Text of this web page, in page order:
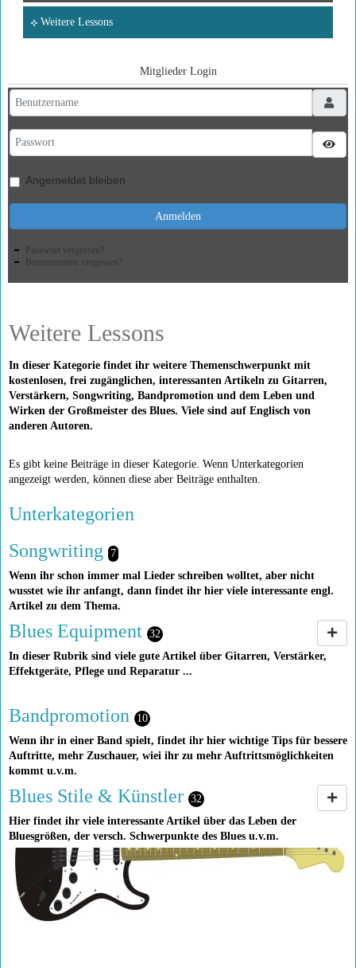
Weitere Lessons
Mitglieder Login
Benutzername
Passwort
Angemeldet bleiben
Anmelden
Passwort vergessen?
Benutzername vergessen?
Weitere Lessons
In dieser Kategorie findet ihr weitere Themenschwerpunkt mit
kostenlosen, frei zugänglichen, interessanten Artikeln zu Gitarren,
Verstärkern, Songwriting, Bandpromotion und dem Leben und
Wirken der Großmeister des Blues. Viele sind auf Englisch von
anderen Autoren.
Es gibt keine Beiträge in dieser Kategorie. Wenn Unterkategorien
angezeigt werden, können diese aber Beiträge enthalten.
Unterkategorien
Songwriting
7
Wenn ihr schon immer mal Lieder schreiben wolltet, aber nicht
wusstet wie ihr anfangt, dann findet ihr hier viele interessante engl.
Artikel zu dem Thema.
Blues Equipment 32
In dieser Rubrik sind viele gute Artikel über Gitarren, Verstärker,
Effektgeräte, Pflege und Reparatur ...
Bandpromotion
10
Wenn ihr in einer Band spielt, findet ihr hier wichtige Tips für bessere
Auftritte, mehr Zuschauer, wiei ihr zu mehr Auftrittsmöglichkeiten
kommt u.v.m.
Blues Stile & Künstler 32
Hier findet ihr viele interessante Artikel über das Leben der
Bluesgrößen, der versch. Schwerpunkte des Blues u.v.m.